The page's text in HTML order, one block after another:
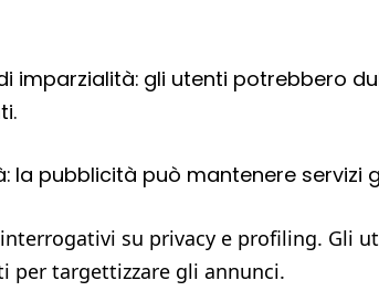
imparzialità: gli utenti potrebbero
la pubblicità può mantenere servizi
su privacy e profiling. Gli
per targettizzare gli annunci.